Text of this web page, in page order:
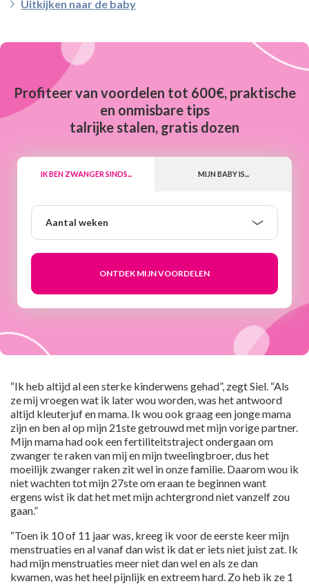
Uitkijken naar de baby
Profiteer van voordelen tot 600€, praktische
en onmisbare tips
talrijke stalen, gratis dozen
IK BEN ZWANGER SINDS... MIJN BABY IS...
Aantal weken
“Ik heb altijd al een sterke kinderwens gehad”, zegt Siel. “Als
ze mij vroegen wat ik later wou worden, was het antwoord
altijd kleuterjuf en mama. Ik wou ook graag een jonge mama
zijn en ben al op mijn 21ste getrouwd met mijn vorige partner.
Mijn mama had ook een fertiliteitstraject ondergaan om
zwanger te raken van mij en mijn tweelingbroer, dus het
moeilijk zwanger raken zit wel in onze familie. Daarom wou ik
niet wachten tot mijn 27ste om eraan te beginnen want
ergens wist ik dat het met mijn achtergrond niet vanzelf zou
gaan.”
“Toen ik 10 of 11 jaar was, kreeg ik voor de eerste keer mijn
menstruaties en al vanaf dan wist ik dat er iets niet juist zat. Ik
had mijn menstruaties meer niet dan wel en als ze dan
kwamen, was het heel pijnlijk en extreem hard. Zo heb ik ze 1